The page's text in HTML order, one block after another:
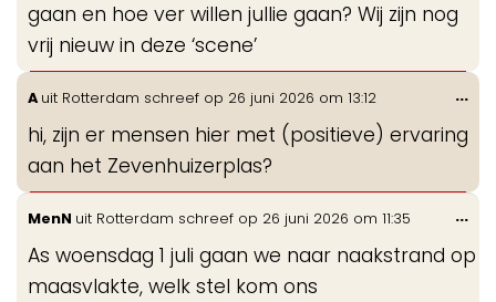
gaan en hoe ver willen jullie gaan? Wij zijn nog
vrij nieuw in deze ‘scene’
A uit Rotterdam schreef op 26 juni 2026 om 13:12
hi, zijn er mensen hier met (positieve) ervaring
aan het Zevenhuizerplas?
...
MenN uit Rotterdam schreef op 26 juni 2026 om 11:35
As woensdag 1 juli gaan we naar naakstrand op
maasvlakte, welk stel kom ons
...